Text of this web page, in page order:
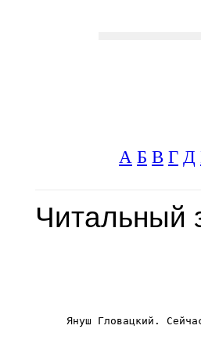
А Б В Г Д
Читальный